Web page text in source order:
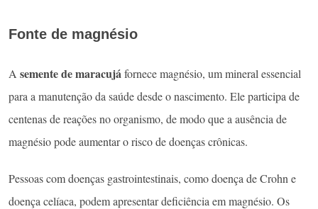
Fonte de magnésio
A semente de maracujáfornece magnésio, um mineral essencial
para a manutenção da saúde desde o nascimento. Ele participa de
centenas de reações no organismo, de modo que a ausência de
magnésio pode aumentar o risco de doenças crônicas.
Pessoas com doenças gastrointestinais, como doença de Crohn e
doença celíaca, podem apresentar deficiência em magnésio. Os